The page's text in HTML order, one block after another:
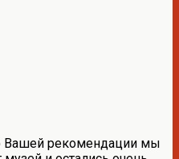
Вашей рекомендации мы